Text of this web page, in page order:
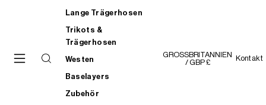
Lange Trägerhosen
Trikots &
Trägerhosen
Westen
Baselayers
Zubehör
GROSSBRITANNIEN
/ GBP £
Kontakt